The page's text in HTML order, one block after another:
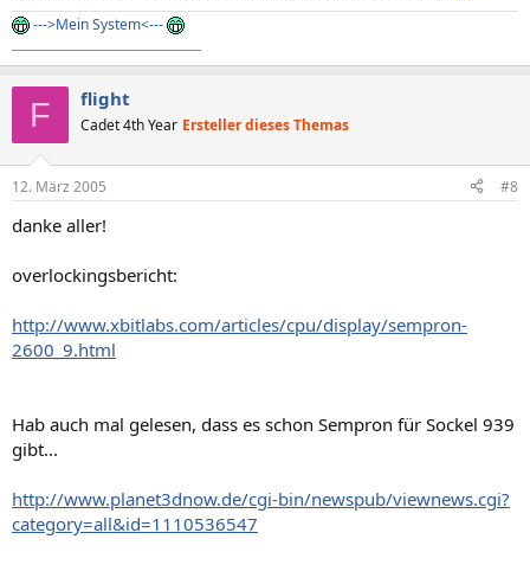
--->Mein System<---
F flight
Cadet 4th Year Ersteller dieses Themas
12. März 2005 #8
danke aller!
overlockingsbericht:
http://www.xbitlabs.com/articles/cpu/display/sempron-
2600_9.html
Hab auch mal gelesen, dass es schon Sempron für Sockel 939
gibt...
http://www.planet3dnow.de/cgi-bin/newspub/viewnews.cgi?
category=all&id=1110536547